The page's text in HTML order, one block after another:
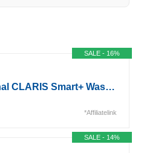
SALE - 16%
JURA original CLARIS Smart+ Wasserfilter 3er-Pack (24233)*
*Affiliatelink
SALE - 14%